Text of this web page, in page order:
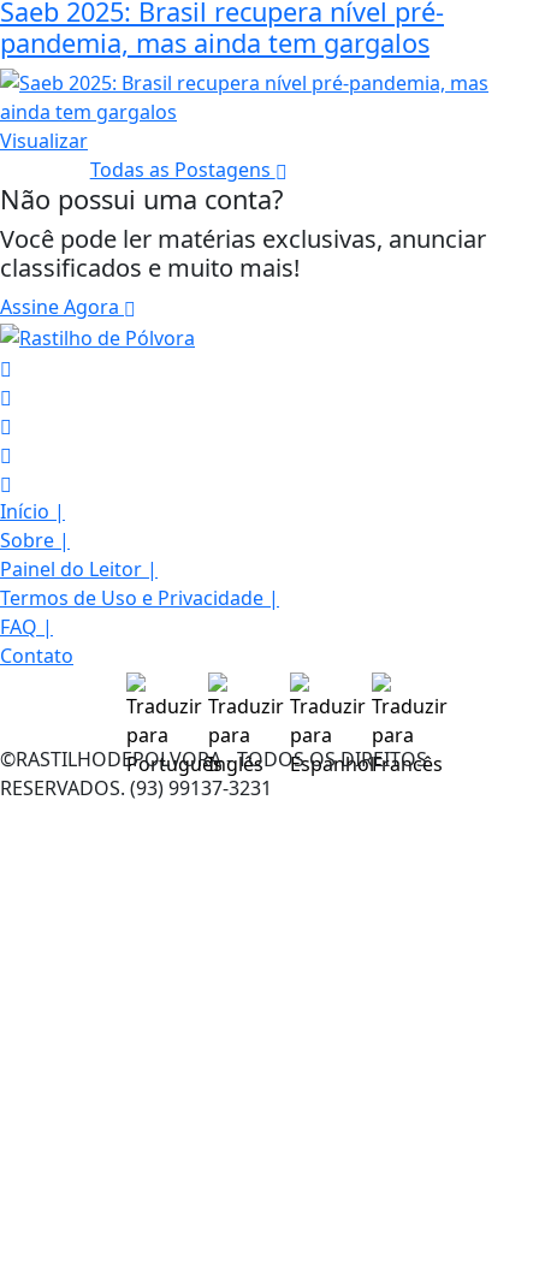
Saeb 2025: Brasil recupera nível pré-
pandemia, mas ainda tem gargalos
Visualizar
Todas as Postagens
Não possui uma conta?
Você pode ler matérias exclusivas, anunciar
classificados e muito mais!
Assine Agora
Início |
Sobre |
Painel do Leitor |
Termos de Uso e Privacidade |
FAQ |
Contato
©RASTILHODEPOLVORA - TODOS OS DIREITOS
RESERVADOS. (93) 99137-3231